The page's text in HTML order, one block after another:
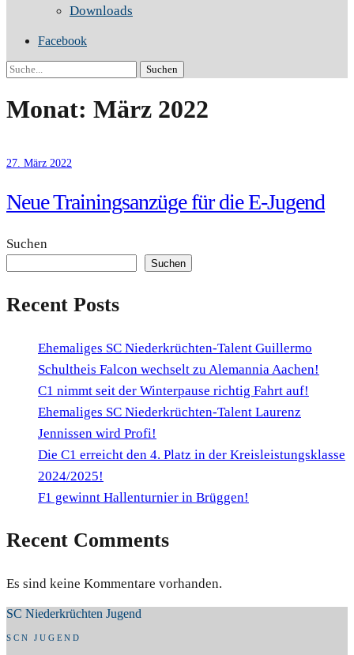
Downloads
Facebook
Suche
Monat: März 2022
27. März 2022
Neue Trainingsanzüge für die E-Jugend
Suchen
Suchen
Recent Posts
Ehemaliges SC Niederkrüchten-Talent Guillermo
Schultheis Falcon wechselt zu Alemannia Aachen!
C1 nimmt seit der Winterpause richtig Fahrt auf!
Ehemaliges SC Niederkrüchten-Talent Laurenz
Jennissen wird Profi!
Die C1 erreicht den 4. Platz in der Kreisleistungsklasse
2024/2025!
F1 gewinnt Hallenturnier in Brüggen!
Recent Comments
Es sind keine Kommentare vorhanden.
SC Niederkrüchten Jugend
SCN JUGEND